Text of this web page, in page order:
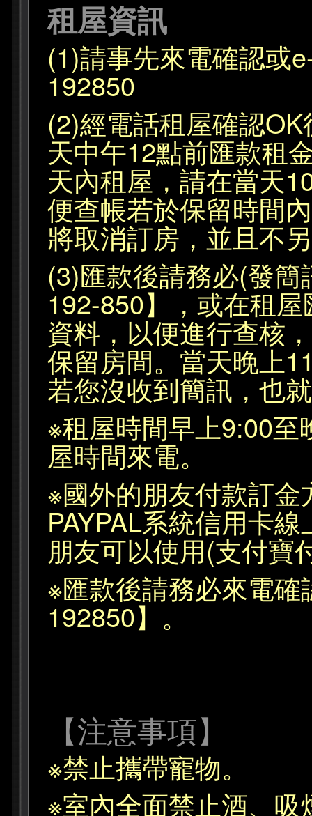
租屋資訊
(1)請事先來電確認或
192850
(2)經電話租屋確認
天中午12點前匯款租
天內租屋，請在當天
便查帳若於保留時間
將取消訂房，並且不
(3)匯款後請務必(發
192-850】，或在租
資料，以便進行查核
保留房間。當天晚上
若您沒收到簡訊，也
※租屋時間早上9:00至
屋時間來電。
※國外的朋友付款訂
PAYPAL系統信用卡
朋友可以使用(支付寶
※匯款後請務必來電
192850】。
【注意事項】
※禁止攜帶寵物。
※室內全面禁止酒、吸